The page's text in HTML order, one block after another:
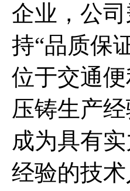
企业，公
持“品质保
位于交通
压铸生产
成为具有
经验的技